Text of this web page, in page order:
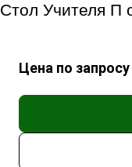
Стол Учителя П
Цена по запросу